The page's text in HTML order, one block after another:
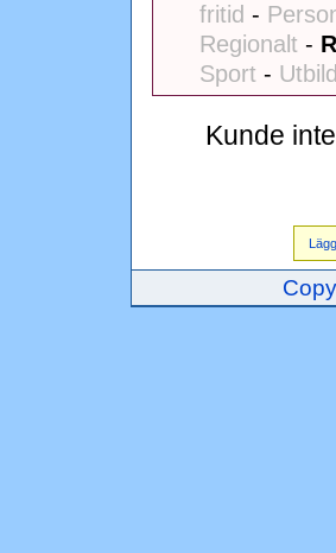
fritid -
Regionalt -
Sport -
Kunde